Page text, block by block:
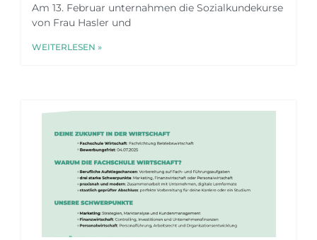
Am 13. Februar unternahmen die Sozialkundekurse
von Frau Hasler und
WEITERLESEN »